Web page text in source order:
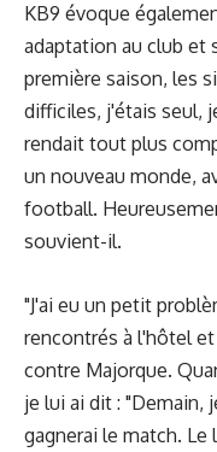
KB9 évoque
adaptation au club et
première saison, les
difficiles, j'étais seul,
rendait tout plus
un nouveau monde,
football.
souvient-il.
"J'ai eu un petit
rencontrés à l'hôtel
contre Majorque.
je lui ai dit : "Demain,
gagnerai le match. Le